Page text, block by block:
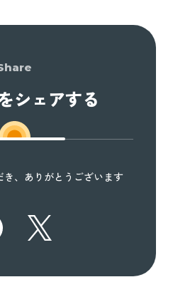
シェアする
き、ありがとうございます